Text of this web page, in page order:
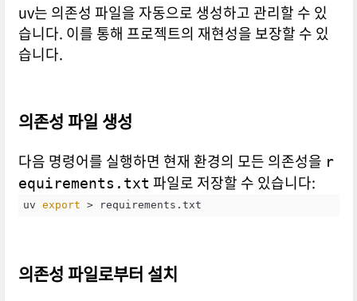
uv는 의존성 파일을 자동으로 생성하고 관리할 수 있
습니다. 이를 통해 프로젝트의 재현성을 보장할 수 있
습니다.
의존성 파일 생성
다음 명령어를 실행하면 현재 환경의 모든 의존성을 r
equirements.txt 파일로 저장할 수 있습니다:
uv export > requirements.txt
의존성 파일로부터 설치